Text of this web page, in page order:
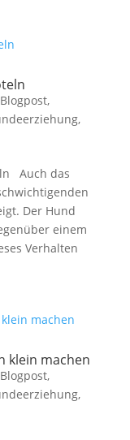
,
,
Auch das
Der Hund
einem
Verhalten
klein machen
,
,